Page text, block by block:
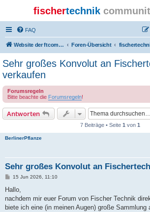
fischertechnik
FAQ
Website der ftcommunity Foren-Übersicht
Sehr großes Konvolut an
verkaufen
Forumsregeln
Bitte beachte die Forumsregeln!
Antworten
7 Beiträge • Seite 1 von 1
BerlinerPflanze
Sehr großes Konvolut an
B
i
r
a
15 Jun 2026, 11:10
Hallo,
nachdem mir euer Forum von Fischer Technik
biete ich eine (in meinen Augen) große